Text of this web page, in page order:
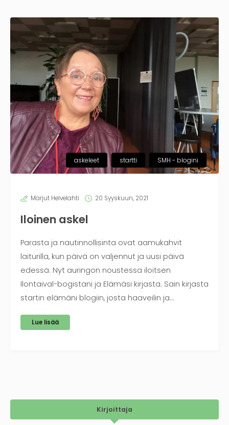
askeleet startti SMH - blogini
Marjut Helvelahti 20 Syyskuun, 2021
Iloinen askel
Parasta ja nautinnollisinta ovat aamukahvit
laiturilla, kun päivä on valjennut ja uusi päivä
edessä. Nyt auringon noustessa iloitsen
Ilontaival-bogistani ja Elämäsi kirjasta. Sain kirjasta
startin elämäni blogiin, josta haaveilin ja…
Lue lisää
Kirjoittaja